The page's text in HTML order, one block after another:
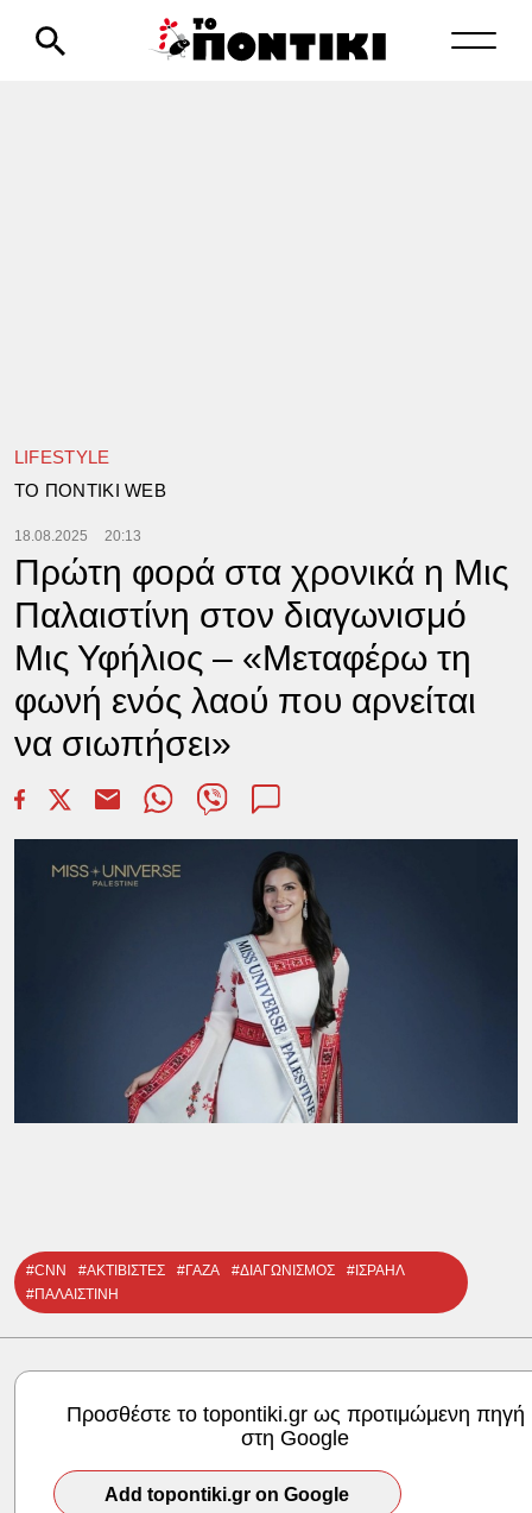
LIFESTYLE
TΟ ΠΟΝΤΙΚΙ WEB
18.08.2025 20:13
Πρώτη φορά στα χρονικά η Μις
Παλαιστίνη στον διαγωνισμό
Μις Υφήλιος – «Μεταφέρω τη
φωνή ενός λαού που αρνείται
να σιωπήσει»
#CNN #ΑΚΤΙΒΙΣΤΕΣ #ΓΑΖΑ #ΔΙΑΓΩΝΙΣΜΟΣ
#ΙΣΡΑΗΛ
#ΠΑΛΑΙΣΤΙΝΗ
Προσθέστε το topontiki.gr ως προτιμώμενη πηγή
στη Google
Add topontiki.gr on Google